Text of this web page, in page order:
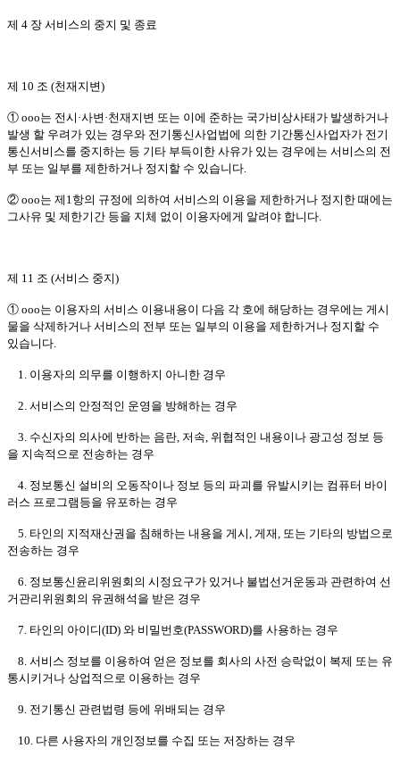
제 4 장 서비스의 중지 및 종료
제 10 조 (천재지변)
① ooo는 전시·사변·천재지변 또는 이에 준하는 국가비상사태가 발생하거나
발생 할 우려가 있는 경우와 전기통신사업법에 의한 기간통신사업자가 전기
통신서비스를 중지하는 등 기타 부득이한 사유가 있는 경우에는 서비스의 전
부 또는 일부를 제한하거나 정지할 수 있습니다.
② ooo는 제1항의 규정에 의하여 서비스의 이용을 제한하거나 정지한 때에는
그사유 및 제한기간 등을 지체 없이 이용자에게 알려야 합니다.
제 11 조 (서비스 중지)
① ooo는 이용자의 서비스 이용내용이 다음 각 호에 해당하는 경우에는 게시
물을 삭제하거나 서비스의 전부 또는 일부의 이용을 제한하거나 정지할 수
있습니다.
1. 이용자의 의무를 이행하지 아니한 경우
2. 서비스의 안정적인 운영을 방해하는 경우
3. 수신자의 의사에 반하는 음란, 저속, 위협적인 내용이나 광고성 정보 등
을 지속적으로 전송하는 경우
4. 정보통신 설비의 오동작이나 정보 등의 파괴를 유발시키는 컴퓨터 바이
러스 프로그램등을 유포하는 경우
5. 타인의 지적재산권을 침해하는 내용을 게시, 게재, 또는 기타의 방법으로
전송하는 경우
6. 정보통신윤리위원회의 시정요구가 있거나 불법선거운동과 관련하여 선
거관리위원회의 유권해석을 받은 경우
7. 타인의 아이디(ID) 와 비밀번호(PASSWORD)를 사용하는 경우
8. 서비스 정보를 이용하여 얻은 정보를 회사의 사전 승락없이 복제 또는 유
통시키거나 상업적으로 이용하는 경우
9. 전기통신 관련법령 등에 위배되는 경우
10. 다른 사용자의 개인정보를 수집 또는 저장하는 경우